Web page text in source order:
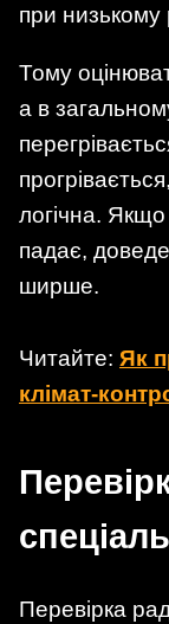
при низькому
Тому
а в
логічна.
падає,
ширше.
Читайте: Як
клімат-
Перевірка